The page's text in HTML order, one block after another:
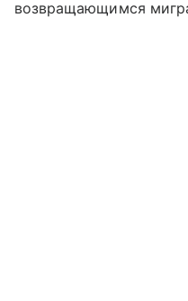
возвращающимся